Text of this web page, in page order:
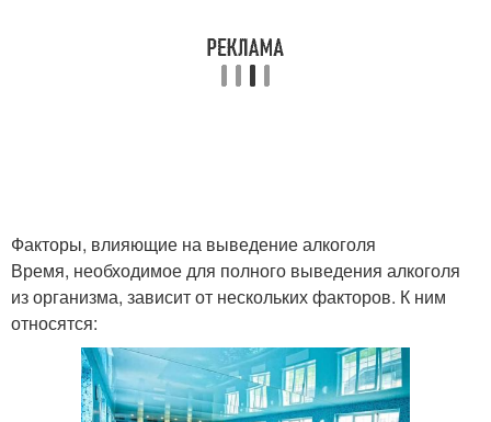
Факторы, влияющие на выведение алкоголя
Время, необходимое для полного выведения алкоголя
из организма, зависит от нескольких факторов. К ним
относятся: